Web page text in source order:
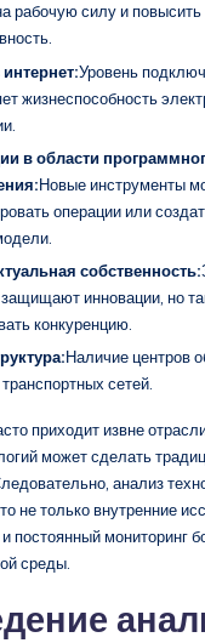
рабочую силу и повысить
Уровень
жизнеспособность
в области
Новые инструменты
операции или
собственность:
защищают инновации, но
конкуренцию.
Наличие центров
сетей.
приходит извне
может сделать
анализ
не только внутренние
и постоянный мониторинг
среды.